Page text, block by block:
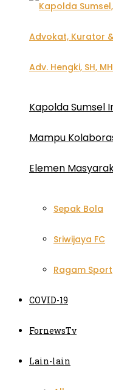
Kapolda Sumsel
Mampu
Elemen
Sepak Bola
Sriwijaya FC
Ragam Sport
COVID-19
FornewsTv
Lain-lain